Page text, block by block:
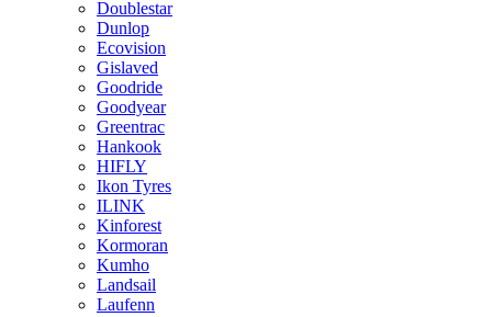
Doublestar
Dunlop
Ecovision
Gislaved
Goodride
Goodyear
Greentrac
Hankook
HIFLY
Ikon Tyres
ILINK
Kinforest
Kormoran
Kumho
Landsail
Laufenn